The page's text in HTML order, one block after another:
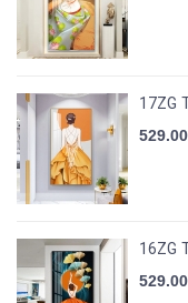
17ZG
16ZG